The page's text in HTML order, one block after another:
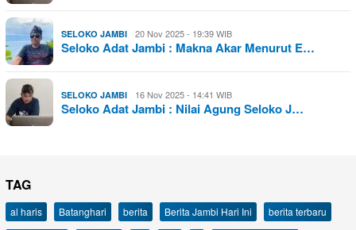
SELOKO JAMBI 20 Nov 2025 - 19:39 WIB
Seloko Adat Jambi : Makna Akar Menurut E…
SELOKO JAMBI 16 Nov 2025 - 14:41 WIB
Seloko Adat Jambi : Nilai Agung Seloko J…
TAG
al haris Batanghari berita Berita Jambi Hari Ini
berita terbaru